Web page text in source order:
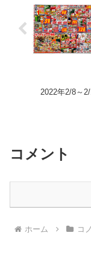
2022年2/8～
コメント
ホーム コ